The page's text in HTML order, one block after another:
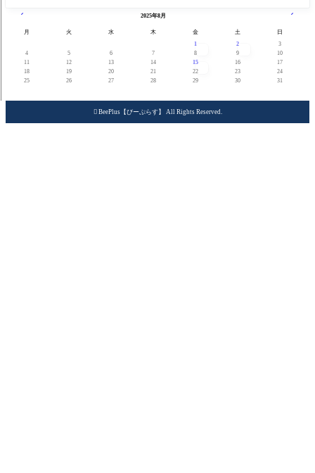
2025年8月
月 火 水 木 金 土
日
1
2
3
4
5 6 7 8 9
10
11
12 13 14 15 16
17
18
19 20 21 22 23
24
25
26 27 28 29 30 31
 BeePlus【びーぷらす】 All Rights Reserved.